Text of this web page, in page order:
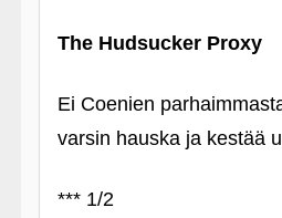
The Hudsucker Proxy
Ei Coenien
varsin hauska ja kestää
*** 1/2